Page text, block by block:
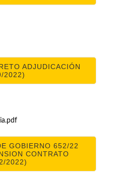
ADJUDICACIÓN
2022)
GOBIERNO 652/22
CONTRATO
2022)